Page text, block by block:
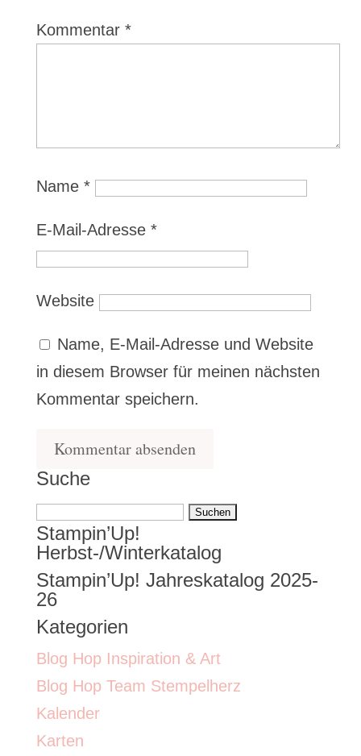
Kommentar *
Name *
E-Mail-Adresse *
Website
Name, E-Mail-Adresse und Website
in diesem Browser für meinen nächsten
Kommentar speichern.
Suche
Suchen
nach:
Stampin’Up!
Herbst-/Winterkatalog
Stampin’Up! Jahreskatalog 2025-
26
Kategorien
Blog Hop Inspiration & Art
Blog Hop Team Stempelherz
Kalender
Karten